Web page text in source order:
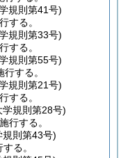
規則第41号)
する。
規則第33号)
する。
規則第55号)
する。
規則第21号)
する。
学規則第28号)
行する。
規則第43号)
る。